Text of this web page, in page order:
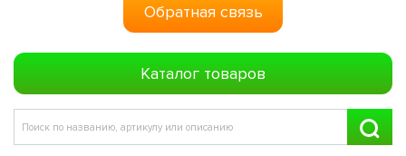
Обратная связь
Каталог товаров